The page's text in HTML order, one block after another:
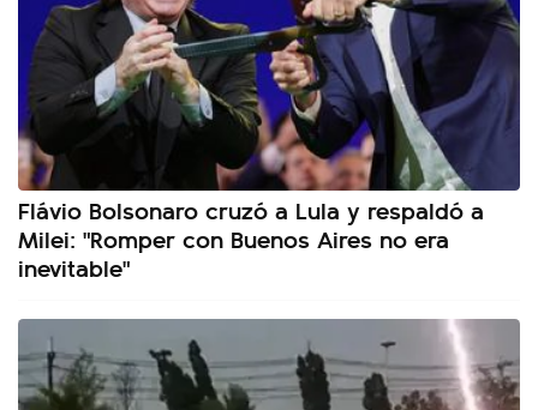
Flávio Bolsonaro cruzó a Lula y respaldó a
Milei: "Romper con Buenos Aires no era
inevitable"